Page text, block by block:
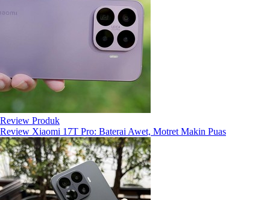
Review Produk
Review Xiaomi 17T Pro: Baterai Awet, Motret Makin Puas